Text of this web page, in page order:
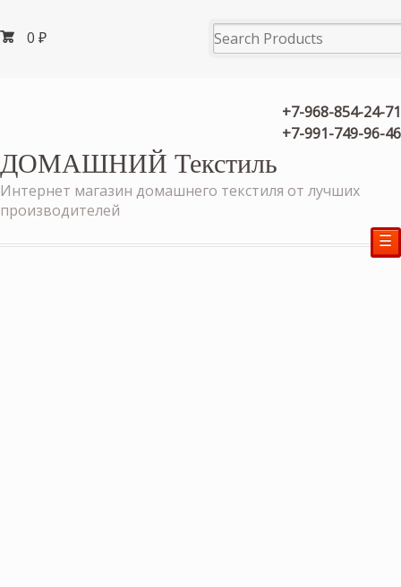
0 ₽
+7-968-854-24-71
+7-991-749-96-46
ДОМАШНИЙ Текстиль
Интернет магазин домашнего текстиля от лучших
производителей
☰